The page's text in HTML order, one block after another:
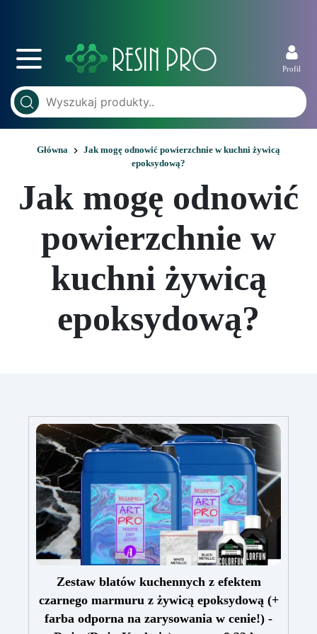
Profil
Główna
Jak mogę odnowić powierzchnie w kuchni żywicą
epoksydową?
Jak mogę odnowić
powierzchnie w
kuchni żywicą
epoksydową?
Zestaw blatów kuchennych z efektem
czarnego marmuru z żywicą epoksydową (+
farba odporna na zarysowania w cenie!) -